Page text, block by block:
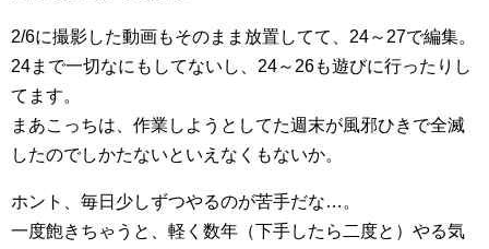
2/6に撮影した動画もそのまま放置してて、24～27で編集。
24まで一切なにもしてないし、24～26も遊びに行ったりし
てます。
まあこっちは、作業しようとしてた週末が風邪ひきで全滅
したのでしかたないといえなくもないか。
ホント、毎日少しずつやるのが苦手だな…。
一度飽きちゃうと、軽く数年（下手したら二度と）やる気